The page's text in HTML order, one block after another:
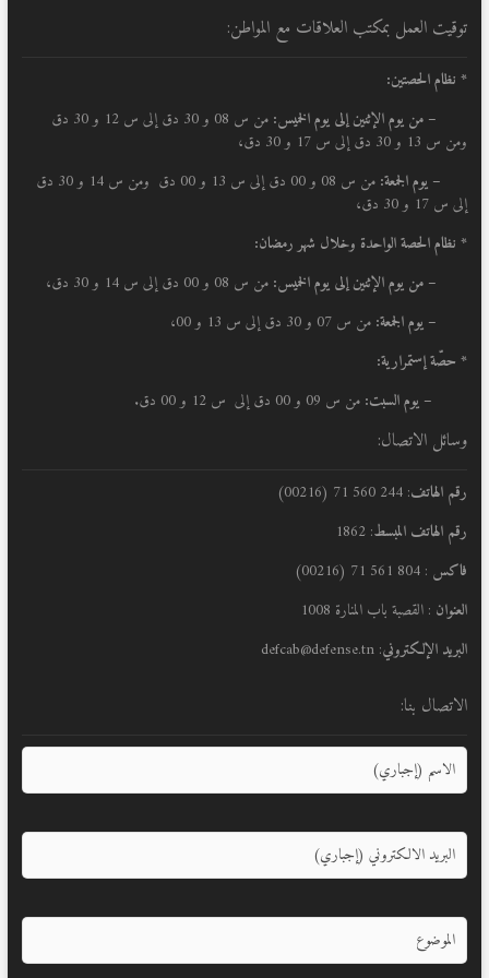
توقيت العمل بمكتب العلاقات مع المواطن:
* نظام الحصتين:
– من يوم الإثنين إلى يوم الخميس:
من س 08 و 30 دق إلى س 12 و 30 دق
ومن س 13 و 30 دق إلى س 17 و 30 دق،
– يوم الجمعة:
من س 08 و 00 دق إلى س 13 و 00 دق ومن س 14 و 30 دق
إلى س 17 و 30 دق،
* نظام الحصة الواحدة وخلال شهر رمضان:
– من يوم الإثنين إلى يوم الخميس: من س 08 و 00 دق إلى س 14 و 30 دق،
– يوم الجمعة: من س 07 و 30 دق إلى س 13 و 00،
* حصّة إستمرارية:
– يوم السبت: من س 09 و 00 دق إلى س 12 و 00 دق.
وسائل الاتصال:
رقم الهاتف: 244 560 71 (00216)
رقم الهاتف المبسط: 1862
فاكس : 804 561 71 (00216)
العنوان : القصبة باب المنارة 1008
البريد الإلكتروني: defcab@defense.tn
الاتصال بنا: